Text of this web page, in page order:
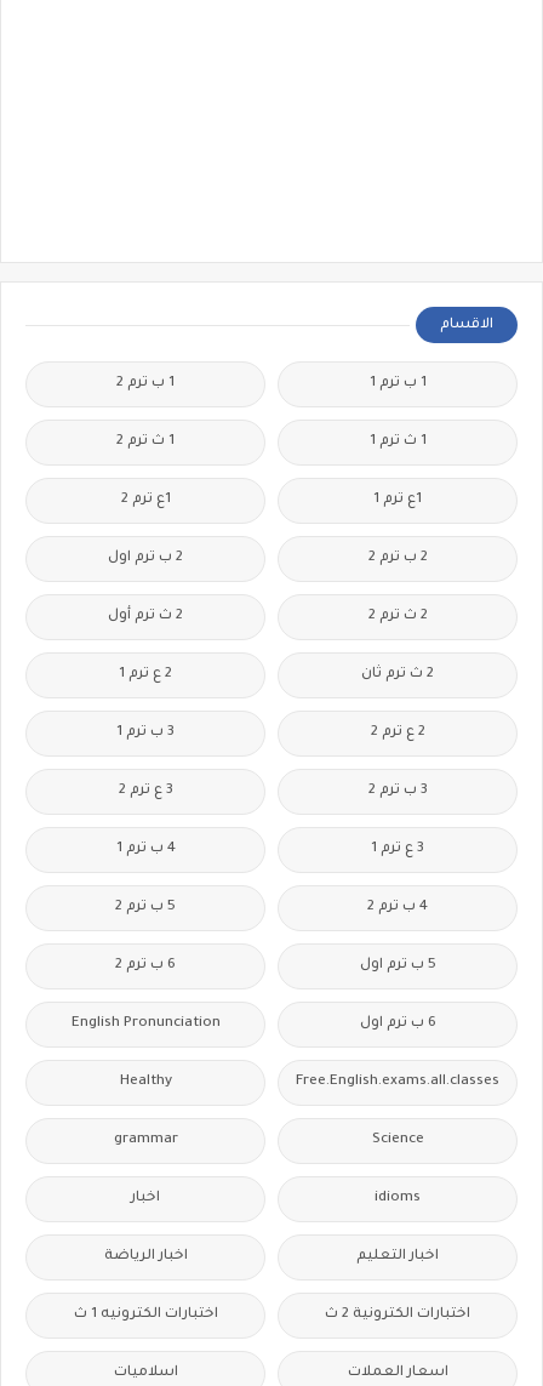
الاقسام
1 ب ترم 1 1 ب ترم 2
1 ث ترم 1 1 ث ترم 2
1ع ترم 1 1ع ترم 2
2 ب ترم 2 2 ب ترم اول
2 ث ترم 2 2 ث ترم أول
2 ث ترم ثان 2 ع ترم 1
2 ع ترم 2 3 ب ترم 1
3 ب ترم 2 3 ع ترم 2
3 ع ترم 1 4 ب ترم 1
4 ب ترم 2 5 ب ترم 2
5 ب ترم اول 6 ب ترم 2
6 ب ترم اول English Pronunciation
Free.English.exams.all.classes
Healthy
Science
grammar
idioms اخبار
اخبار التعليم اخبار الرياضة
اختبارات الكترونية 2 ث اختبارات الكترونيه 1 ث
اسعار العملات اسلاميات